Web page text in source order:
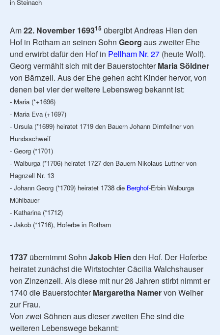
in Steinach
Am22. November 169315 übergibt Andreas Hien den
Hof in Rotham an seinen Sohn Georg aus zweiter Ehe
und erwirbt dafür den Hof in Pellham Nr. 27 (heute Wolf).
Georg vermählt sich mit der BauerstochterMaria Söldner
von Bärnzell. Aus der Ehe gehen acht Kinder hervor, von
denen bei vier der weitere Lebensweg bekannt ist:
- Maria (*+1696)
- Maria Eva (+1697)
- Ursula (*1699) heiratet 1719 den Bauern Johann Dirnfellner von
Hundsschweif
- Georg (*1701)
- Walburga (*1706) heiratet 1727 den Bauern Nikolaus Luttner von
Hagnzell Nr. 13
- Johann Georg (*1709) heiratet 1738 die Berghof-Erbin Walburga
Mühlbauer
- Katharina (*1712)
- Jakob (*1716), Hoferbe in Rotham
1737 übernimmt Sohn Jakob Hien den Hof. Der Hoferbe
heiratet zunächst die Wirtstochter Cäcilia Walchshauser
von Zinzenzell. Als diese mit nur 26 Jahren stirbt nimmt er
1740 die BauerstochterMargaretha Namervon Weiher
zur Frau.
Von zwei Söhnen aus dieser zweiten Ehe sind die
weiteren Lebenswege bekannt: